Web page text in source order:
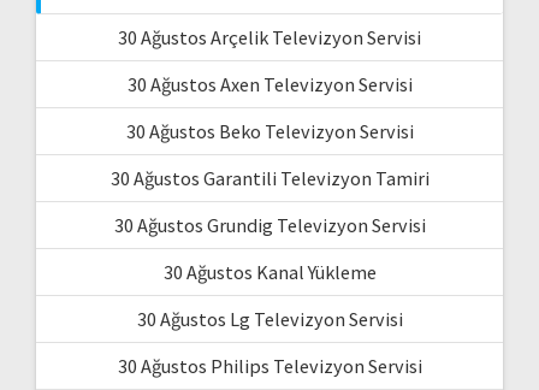
30 Ağustos Arçelik Televizyon Servisi
30 Ağustos Axen Televizyon Servisi
30 Ağustos Beko Televizyon Servisi
30 Ağustos Garantili Televizyon Tamiri
30 Ağustos Grundig Televizyon Servisi
30 Ağustos Kanal Yükleme
30 Ağustos Lg Televizyon Servisi
30 Ağustos Philips Televizyon Servisi